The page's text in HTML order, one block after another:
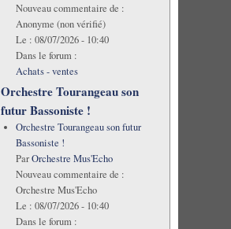
Nouveau commentaire de :
Anonyme (non vérifié)
Le : 08/07/2026 - 10:40
Dans le forum :
Achats - ventes
Orchestre Tourangeau son
futur Bassoniste !
Orchestre Tourangeau son futur
Bassoniste !
ParOrchestre Mus'Echo
Nouveau commentaire de :
Orchestre Mus'Echo
Le : 08/07/2026 - 10:40
Dans le forum :